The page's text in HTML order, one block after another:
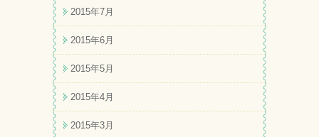
2015年7月
2015年6月
2015年5月
2015年4月
2015年3月